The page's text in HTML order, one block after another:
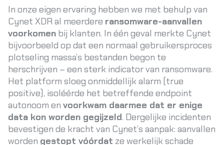
In onze eigen ervaring hebben we met behulp van
Cynet XDR al meerdere ransomware-aanvallen
voorkomen bij klanten. In één geval merkte Cynet
bijvoorbeeld op dat een normaal gebruikersproces
plotseling massa’s bestanden begon te
herschrijven – een sterk indicator van ransomware.
Het platform sloeg onmiddellijk alarm (true
positive), isoléérde het betreffende endpoint
autonoom en voorkwam daarmee dat er enige
data kon worden gegijzeld. Dergelijke incidenten
bevestigen de kracht van Cynet’s aanpak: aanvallen
worden gestopt vóórdat ze werkelijk schade